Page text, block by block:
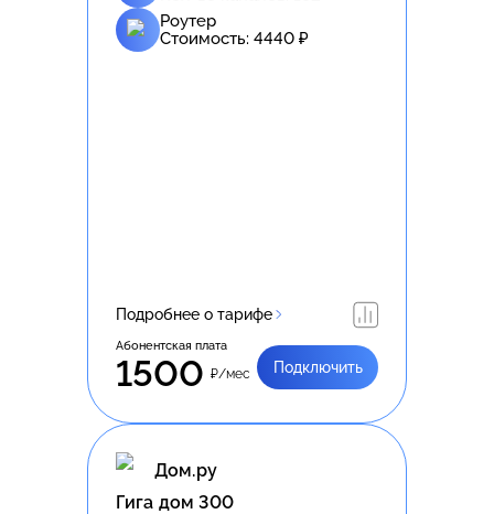
Роутер
Стоимость: 4440 ₽
Подробнее о тарифе
Абонентская плата
1500 ₽/мес Подключить
Дом.ру
Гига дом 300